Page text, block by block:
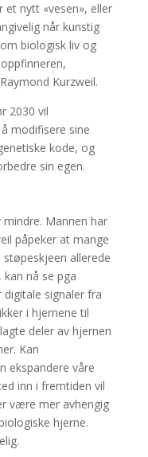
nytt «vesen», eller
når kunstig
biologisk liv og
Kurzweil.
2030 vil
modifisere sine
kode, og
sin egen.
Mannen har
påpeker at mange
allerede
nå se pga
signaler fra
i hjernene til
deler av hjernen
Kan
ekspandere våre
inn i fremtiden vil
være mer avhengig
hjerne.